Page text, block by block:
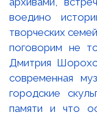
воедино
творческих
поговорим не
Дмитрия
современная
городские
памяти и что